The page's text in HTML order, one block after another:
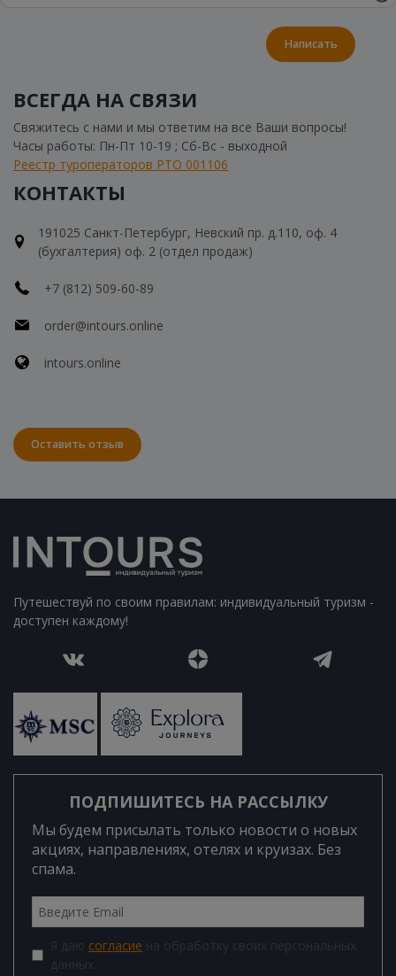
Написать
ВСЕГДА НА СВЯЗИ
Свяжитесь с нами и мы ответим на все Ваши вопросы!
Часы работы: Пн-Пт 10-19 ; Сб-Вс - выходной
Реестр туроператоров РТО 001106
КОНТАКТЫ
191025 Санкт-Петербург, Невский пр. д.110, оф. 4
(бухгалтерия) оф. 2 (отдел продаж)
+7 (812) 509-60-89
order@intours.online
intours.online
Оставить отзыв
Путешествуй по своим правилам: индивидуальный туризм -
доступен каждому!
ПОДПИШИТЕСЬ НА РАССЫЛКУ
Мы будем присылать только новости о новых
акциях, направлениях, отелях и круизах. Без
спама.
Я даю согласие на обработку своих персональных
данных.